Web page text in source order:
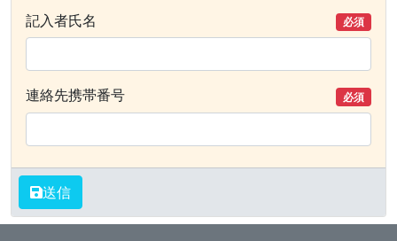
記入者氏名 必須
連絡先携帯番号 必須
送信